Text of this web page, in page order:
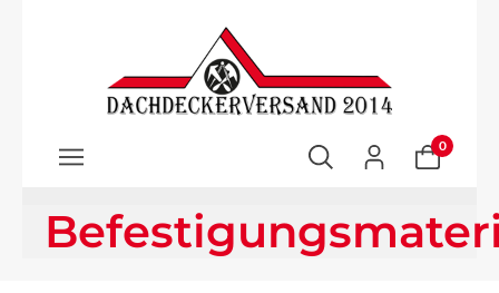
Zum Hauptinhalt springen
0